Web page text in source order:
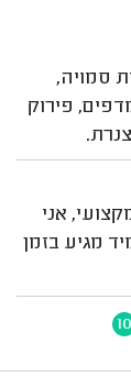
סמויה,
פירוק
אני
מגיע בזמן
10